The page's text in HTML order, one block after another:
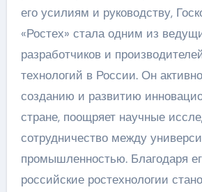
его усилиям и руководству,
«Ростех» стала одним из
разработчиков и
технологий в России. Он
созданию и развитию
стране, поощряет научные
сотрудничество между
промышленностью. Благодаря
российские ростехнологии